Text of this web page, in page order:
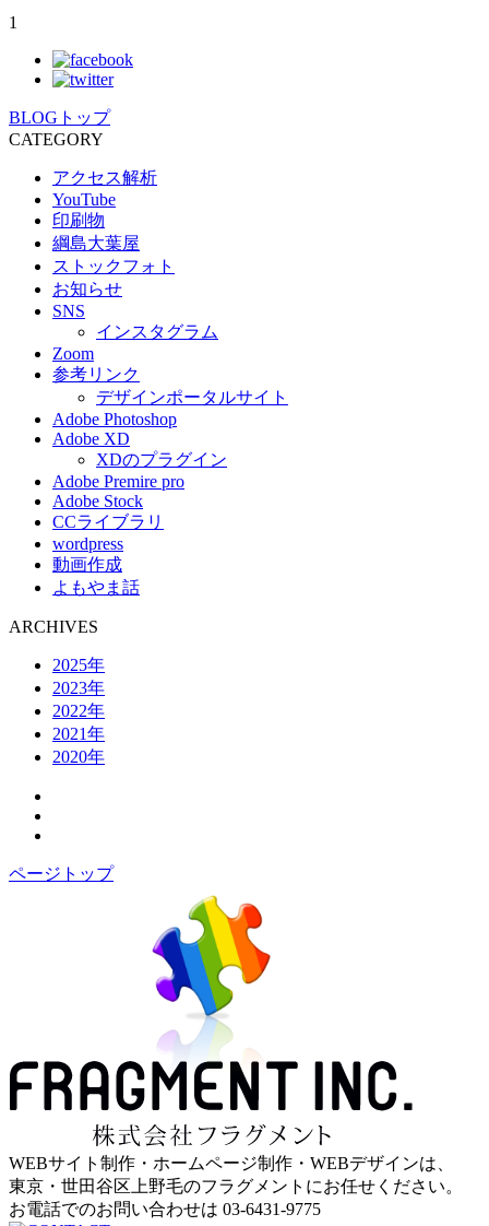
1
BLOGトップ
CATEGORY
アクセス解析
YouTube
印刷物
綱島大葉屋
ストックフォト
お知らせ
SNS
インスタグラム
Zoom
参考リンク
デザインポータルサイト
Adobe Photoshop
Adobe XD
XDのプラグイン
Adobe Premire pro
Adobe Stock
CCライブラリ
wordpress
動画作成
よもやま話
ARCHIVES
2025年
2023年
2022年
2021年
2020年
ページトップ
WEBサイト制作・ホームページ制作・WEBデザインは、
東京・世田谷区上野毛のフラグメントにお任せください。
お電話でのお問い合わせは 03-6431-9775